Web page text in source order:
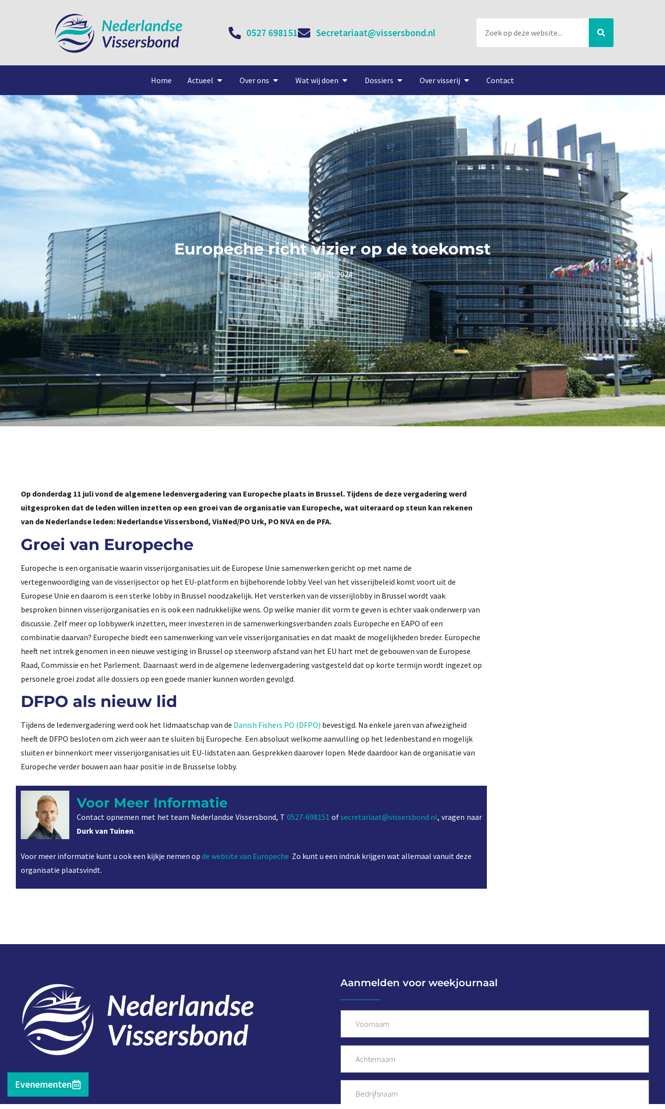
0527 698151 Secretariaat@vissersbond.nl
Home Actueel Over ons Wat wij doen Dossiers Over visserij Contact
Europeche richt vizier op de toekomst
18 juli, 2024
Op donderdag 11 juli vond de algemene ledenvergadering van Europeche plaats in Brussel. Tijdens de deze vergadering werd
uitgesproken dat de leden willen inzetten op een groei van de organisatie van Europeche, wat uiteraard op steun kan rekenen
van de Nederlandse leden: Nederlandse Vissersbond, VisNed/PO Urk, PO NVA en de PFA.
Groei van Europeche
Europeche is een organisatie waarin visserijorganisaties uit de Europese Unie samenwerken gericht op met name de
vertegenwoordiging van de visserijsector op het EU-platform en bijbehorende lobby. Veel van het visserijbeleid komt voort uit de
Europese Unie en daarom is een sterke lobby in Brussel noodzakelijk. Het versterken van de visserijlobby in Brussel wordt vaak
besproken binnen visserijorganisaties en is ook een nadrukkelijke wens. Op welke manier dit vorm te geven is echter vaak onderwerp van
discussie. Zelf meer op lobbywerk inzetten, meer investeren in de samenwerkingsverbanden zoals Europeche en EAPO of een
combinatie daarvan? Europeche biedt een samenwerking van vele visserijorganisaties en dat maakt de mogelijkheden breder. Europeche
heeft net intrek genomen in een nieuwe vestiging in Brussel op steenworp afstand van het EU hart met de gebouwen van de Europese
Raad, Commissie en het Parlement. Daarnaast werd in de algemene ledenvergadering vastgesteld dat op korte termijn wordt ingezet op
personele groei zodat alle dossiers op een goede manier kunnen worden gevolgd.
DFPO als nieuw lid
Tijdens de ledenvergadering werd ook het lidmaatschap van de Danish Fishers PO (DFPO) bevestigd. Na enkele jaren van afwezigheid
heeft de DFPO besloten om zich weer aan te sluiten bij Europeche. Een absoluut welkome aanvulling op het ledenbestand en mogelijk
sluiten er binnenkort meer visserijorganisaties uit EU-lidstaten aan. Gesprekken daarover lopen. Mede daardoor kan de organisatie van
Europeche verder bouwen aan haar positie in de Brusselse lobby.
Voor Meer Informatie
Contact opnemen met het team Nederlandse Vissersbond, T 0527-698151 ofsecretariaat@vissersbond.nl, vragen naar
Durk van Tuinen.
Voor meer informatie kunt u ook een kijkje nemen op de website van Europeche. Zo kunt u een indruk krijgen wat allemaal vanuit deze
organisatie plaatsvindt.
Evenementen
Aanmelden voor weekjournaal